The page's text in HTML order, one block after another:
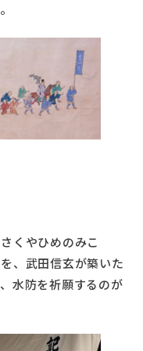
くやひめのみこ
、武田信玄が築いた
水防を祈願するのが